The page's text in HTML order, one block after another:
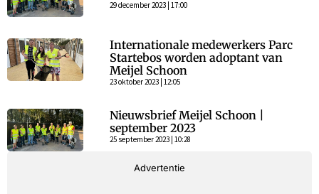
29 december 2023 | 17:00
Internationale medewerkers Parc
Startebos worden adoptant van
Meijel Schoon
23 oktober 2023 | 12:05
Nieuwsbrief Meijel Schoon |
september 2023
25 september 2023 | 10:28
Advertentie